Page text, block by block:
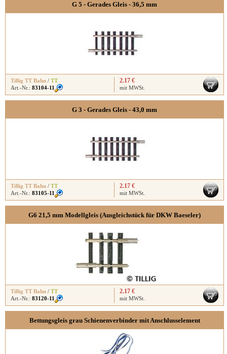
G 5 - Gerades Gleis - 36,5 mm
Tillig TT Bahn / TT
Art.-Nr.: 83104-11
2.17 €
mit MWSt.
G 3 - Gerades Gleis - 43,0 mm
Tillig TT Bahn / TT
Art.-Nr.: 83105-11
2.17 €
mit MWSt.
G6 21,5 mm Modellgleis (Ausgleichstück für DKW Baeseler)
Tillig TT Bahn / TT
Art.-Nr.: 83120-11
2.17 €
mit MWSt.
Bettungsgleis grau Schienenverbinder mit Anschlusselement